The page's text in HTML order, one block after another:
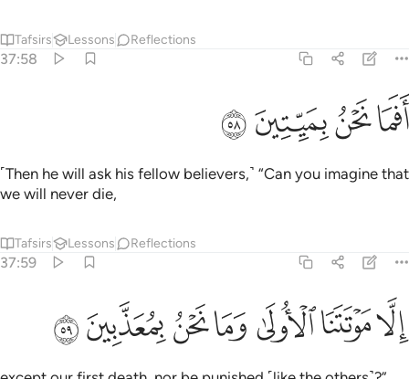
Tafsirs Lessons Reflections
37:58
افما نحن بميتين ٥٨
أَفَمَا نَحْنُ بِمَيِّتِينَ ٥٨
ﱦﱧﱨﱩ
˹Then he will ask his fellow believers,˺ “Can you imagine that
we will never die,
Tafsirs Lessons Reflections
37:59
الا موتتنا الاولى وما نحن بمعذبين ٥٩
إِلَّا مَوْتَتَنَا ٱلْأُولَىٰ وَمَا نَحْنُ بِمُعَذَّبِينَ ٥٩
ﱪﱫﱬﱭﱮﱯﱰ